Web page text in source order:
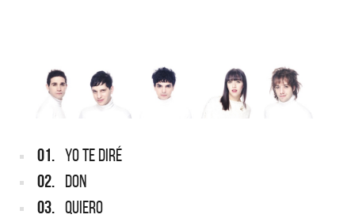
01. YO TE DIRÉ
02. DON
03. QUIERO